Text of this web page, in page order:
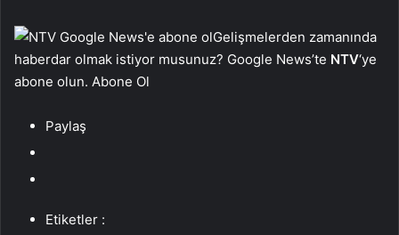
Gelişmelerden zamanında
haberdar olmak istiyor musunuz? Google News’te NTV‘ye
abone olun. Abone Ol
Paylaş
Etiketler :